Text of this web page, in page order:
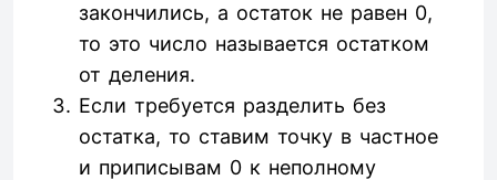
закончились, а остаток не равен 0,
то это число называется остатком
от деления.
Если требуется разделить без
остатка, то ставим точку в частное
и приписывам 0 к неполному